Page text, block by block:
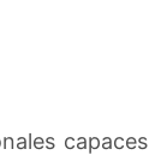
capaces